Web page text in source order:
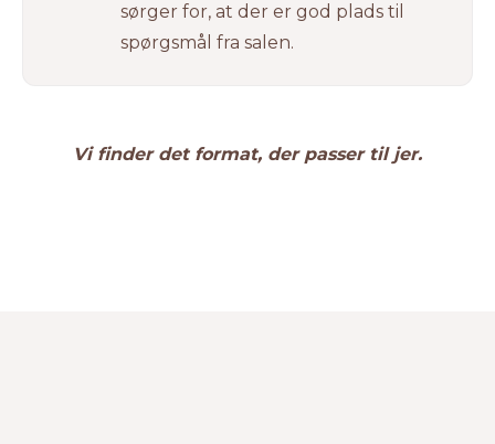
sørger for, at der er god plads til
spørgsmål fra salen.
Vi finder det format, der passer til jer.